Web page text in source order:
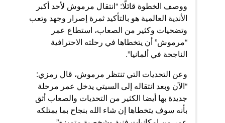
ووصف الخطوة قائلًا: “انتقال مرموش لأحد أكبر
الأندية العالمية هو بالتأكيد ثمرة إصرار وجهد وتعب
وتضحيات وكثير من الصعاب، استطاع عمر
“مرموش” أن يتخطاها في رحلته الاحترافية
الناجحة في ألمانيا”.
وعن التحديات التي تنتظر مرموش، قال رمزي:
“الآن وبعد انتقاله إلى السيتي يدخل عمر مرحلة
جديدة بها أيضا الكثير من التحديات والصعاب أثق
بأنه سوف يتخطاها إن شاء الله بنجاح بما يمتلكه